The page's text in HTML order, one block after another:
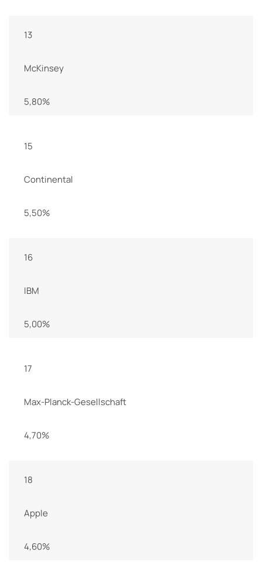
13
McKinsey
5,80%
15
Continental
5,50%
16
IBM
5,00%
17
Max-Planck-Gesellschaft
4,70%
18
Apple
4,60%